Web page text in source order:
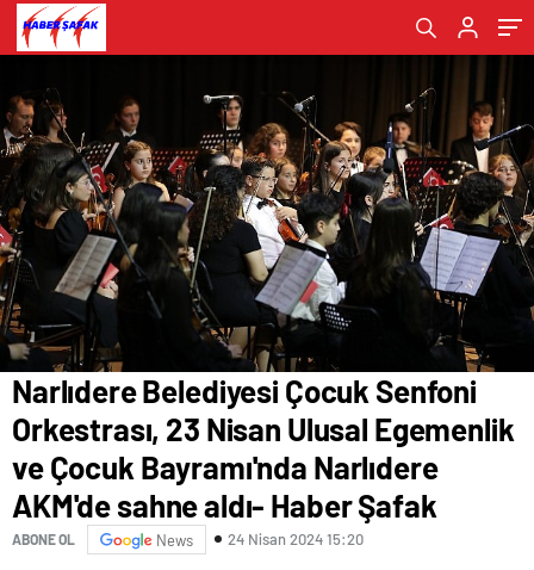
Çocuk Bayramı'nda Narlıdere AKM'de sahne
aldı- Haber Şafak
Narlıdere Belediyesi Çocuk Senfoni
Orkestrası, 23 Nisan Ulusal Egemenlik
ve Çocuk Bayramı'nda Narlıdere
AKM'de sahne aldı- Haber Şafak
ABONE OL News 24 Nisan 2024 15:20
Yılmazer Sahnesi'nde seyirciyle buluştu-
Haber Şafak